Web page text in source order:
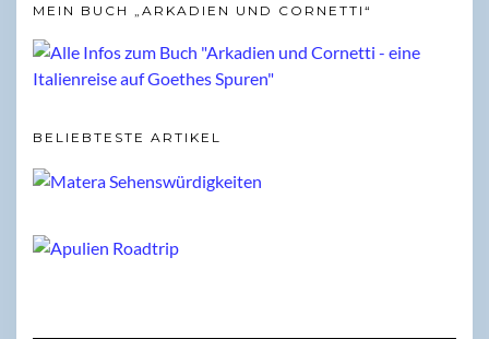
MEIN BUCH „ARKADIEN UND CORNETTI“
BELIEBTESTE ARTIKEL